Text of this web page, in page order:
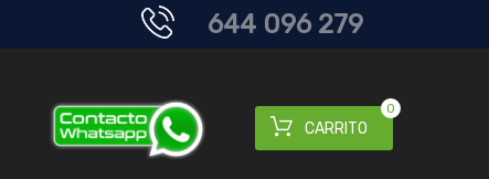
644 096 279
CARRITO
0